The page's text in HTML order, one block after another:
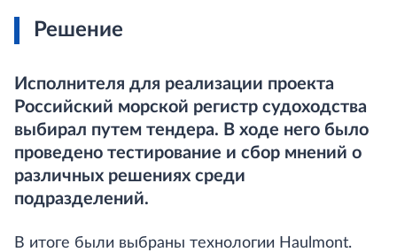
Решение
Исполнителя для реализации проекта
Российский морской регистр судоходства
выбирал путем тендера. В ходе него было
проведено тестирование и сбор мнений о
различных решениях среди
подразделений.
В итоге были выбраны технологии Haulmont.